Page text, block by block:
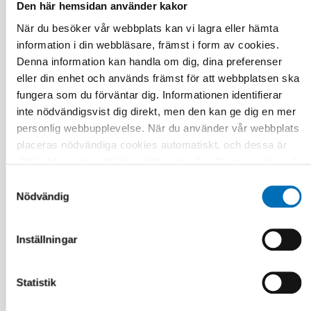
Den här hemsidan använder kakor
När du besöker vår webbplats kan vi lagra eller hämta
information i din webbläsare, främst i form av cookies.
Denna information kan handla om dig, dina preferenser
eller din enhet och används främst för att webbplatsen ska
fungera som du förväntar dig. Informationen identifierar
inte nödvändigsvist dig direkt, men den kan ge dig en mer
personlig webbupplevelse. När du använder vår webbplats
placeras nödvändiga cookies automatiskt, och dessa är
dess funktioner. Vi respekterar din integritet, och du kan
marknadsföring och oklassificerade) du vill acceptera.
Klicka på de olika kategorirubrikerna för att ta reda på mer
blockering av cookies kan påverka din upplevelse av
webbplatsen och de tjänster vi erbjuder. Om du har besökt
Nödvändig
Inställningar
Statistik
Tactile transition – experiences shared by
persons with acquired deafblindness